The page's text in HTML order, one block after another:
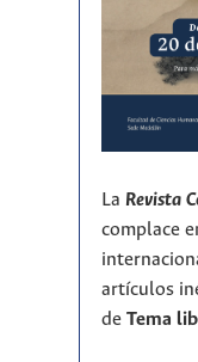
La Revista
complace
artículos
de Tema